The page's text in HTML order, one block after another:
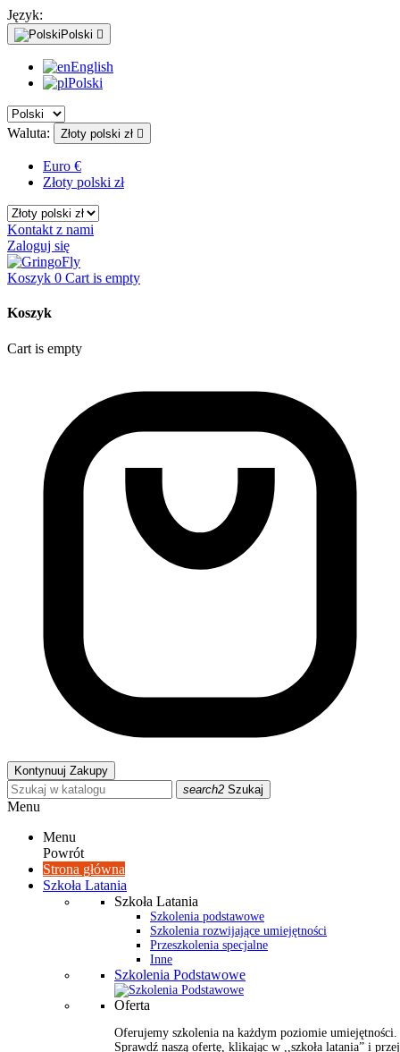
Język:
Polski 
English
Polski
Waluta: Złoty polski zł 
Euro €
Złoty polski zł
Kontakt z nami
Zaloguj się
Koszyk 0 Cart is empty
Koszyk
Cart is empty
Kontynuuj Zakupy
search2 Szukaj
Menu
Menu
Powrót
Strona główna
Szkoła Latania
Szkoła Latania
Szkolenia podstawowe
Szkolenia rozwijające umiejętności
Przeszkolenia specjalne
Inne
Szkolenia Podstawowe
Oferta
Oferujemy szkolenia na każdym poziomie umiejętności.
Sprawdź naszą ofertę, klikając w ,,szkoła latania” i